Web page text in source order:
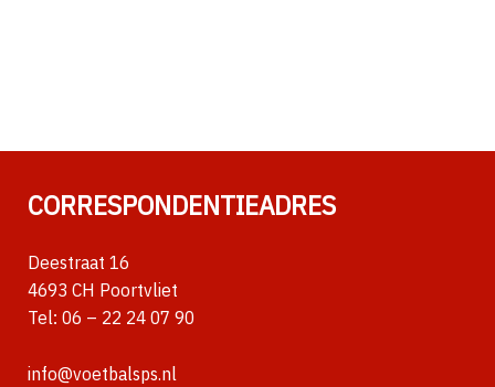
CORRESPONDENTIEADRES
Deestraat 16
4693 CH Poortvliet
Tel: 06 – 22 24 07 90
info@voetbalsps.nl